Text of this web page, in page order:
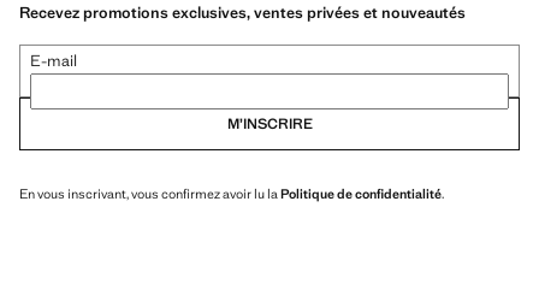
Recevez promotions exclusives, ventes privées et nouveautés
E-mail
M’INSCRIRE
En vous inscrivant, vous confirmez avoir lu la Politique de confidentialité.